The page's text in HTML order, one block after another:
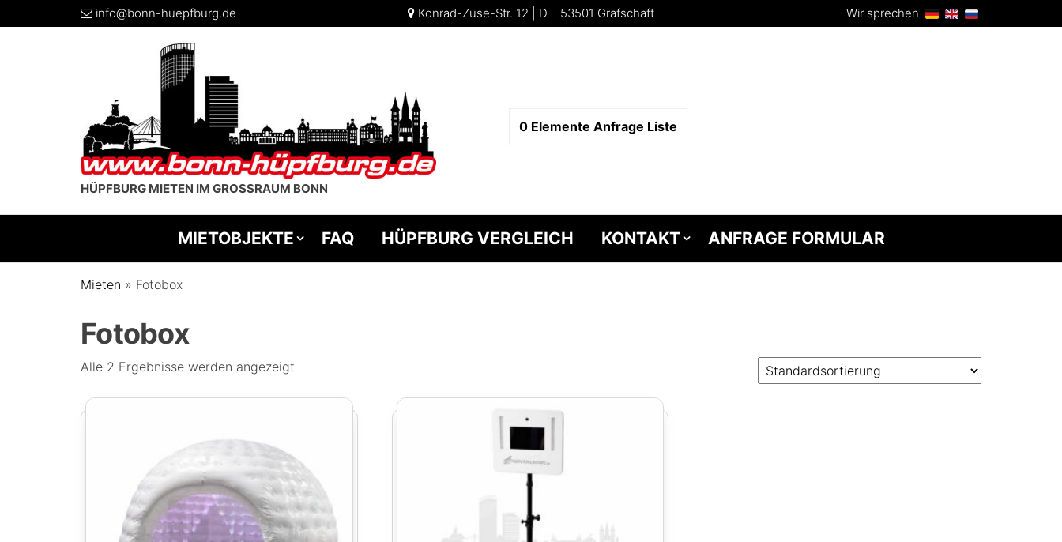
info@bonn-huepfburg.de Konrad-Zuse-Str. 12 | D – 53501 Grafschaft Wir sprechen
HÜPFBURG MIETEN IM GROSSRAUM BONN
0 Elemente Anfrage Liste
MIETOBJEKTE FAQ HÜPFBURG VERGLEICH KONTAKT ANFRAGE FORMULAR
Mieten » Fotobox
Fotobox
Alle 2 Ergebnisse werden angezeigt